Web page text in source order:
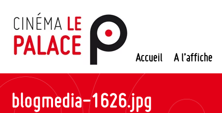
contenu
Accueil A l’affiche
blogmedia-1626.jpg